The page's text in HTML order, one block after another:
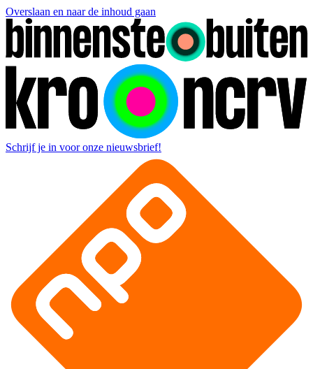
Overslaan en naar de inhoud gaan
Schrijf je in voor onze nieuwsbrief!